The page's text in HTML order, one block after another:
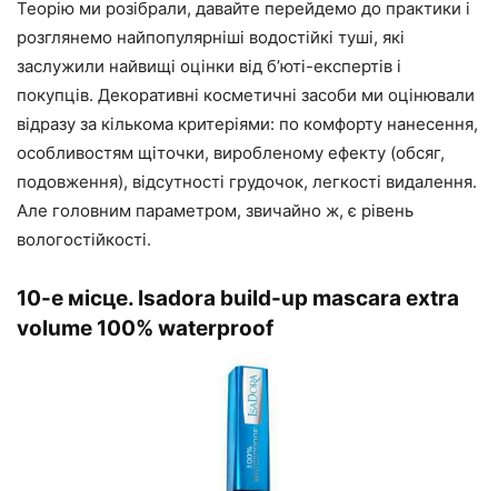
Теорію ми розібрали, давайте перейдемо до практики і
розглянемо найпопулярніші водостійкі туші, які
заслужили найвищі оцінки від б’юті-експертів і
покупців. Декоративні косметичні засоби ми оцінювали
відразу за кількома критеріями: по комфорту нанесення,
особливостям щіточки, виробленому ефекту (обсяг,
подовження), відсутності грудочок, легкості видалення.
Але головним параметром, звичайно ж, є рівень
вологостійкості.
10-е місце. Isadora build-up mascara extra
volume 100% waterproof